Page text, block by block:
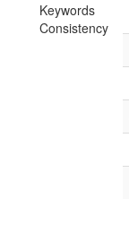
Keywords
Consistency